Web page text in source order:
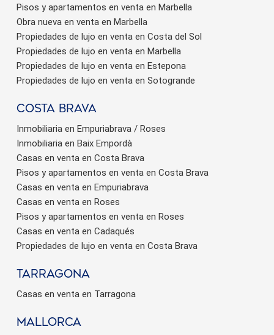
Pisos y apartamentos en venta en Marbella
Obra nueva en venta en Marbella
Propiedades de lujo en venta en Costa del Sol
Propiedades de lujo en venta en Marbella
Propiedades de lujo en venta en Estepona
Propiedades de lujo en venta en Sotogrande
Costa brava
Inmobiliaria en Empuriabrava / Roses
Inmobiliaria en Baix Empordà
Casas en venta en Costa Brava
Pisos y apartamentos en venta en Costa Brava
Casas en venta en Empuriabrava
Casas en venta en Roses
Pisos y apartamentos en venta en Roses
Casas en venta en Cadaqués
Propiedades de lujo en venta en Costa Brava
Tarragona
Casas en venta en Tarragona
Mallorca